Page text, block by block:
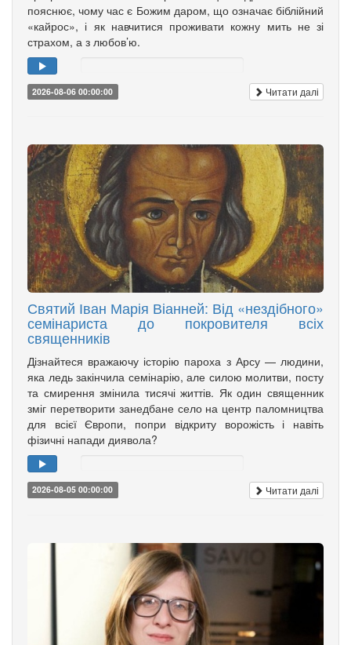
пояснює, чому час є Божим даром, що означає біблійний
«кайрос», і як навчитися проживати кожну мить не зі
страхом, а з любов’ю.
2026-08-06 00:00:00 Читати далі
Святий Іван Марія Віанней: Від «нездібного»
семінариста до покровителя всіх
священників
Дізнайтеся вражаючу історію пароха з Арсу — людини,
яка ледь закінчила семінарію, але силою молитви, посту
та смирення змінила тисячі життів. Як один священник
зміг перетворити занедбане село на центр паломництва
для всієї Європи, попри відкриту ворожість і навіть
фізичні напади диявола?
2026-08-05 00:00:00 Читати далі